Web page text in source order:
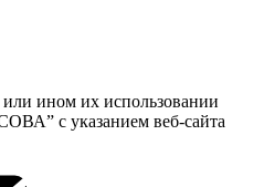
ином их использовании
с указанием веб-сайта